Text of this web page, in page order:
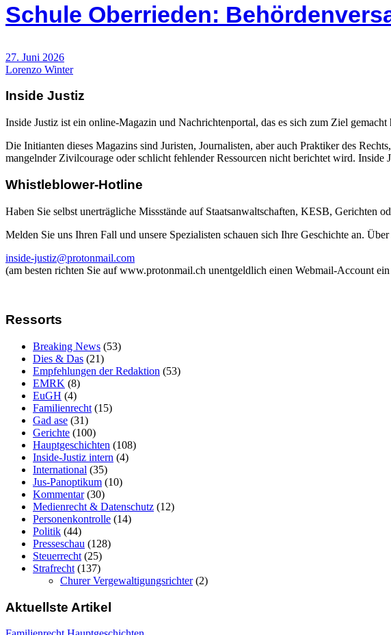
Schule Oberrieden:
27. Juni 2026
Lorenzo Winter
Inside Justiz
Inside Justiz ist ein online-Magazin und Nachrichtenportal, das es sich zum Ziel
Die Initianten dieses Magazins sind Juristen, Journalisten, aber auch Praktiker des
mangelnder Zivilcourage oder schlicht fehlender Ressourcen nicht berichtet wird. Inside
Whistleblower-Hotline
Haben Sie selbst unerträgliche Missstände auf Staatsanwaltschaften, KESB, Gerichten
Melden Sie uns Ihren Fall und unsere Spezialisten schauen sich Ihre Geschichte an.
inside-justiz@protonmail.com
(am besten richten Sie auf www.protonmail.ch unentgeldlich einen Webmail-Account
Ressorts
Breaking News (53)
Dies & Das (21)
Empfehlungen der Redaktion (53)
EMRK (8)
EuGH (4)
Familienrecht (15)
Gad ase (31)
Gerichte (100)
Hauptgeschichten (108)
Inside-Justiz intern (4)
International (35)
Jus-Panoptikum (10)
Kommentar(30)
Medienrecht & Datenschutz (12)
Personenkontrolle (14)
Politik (44)
Presseschau (128)
Steuerrecht (25)
Strafrecht (137)
Churer Vergewaltigungsrichter(2)
Aktuellste Artikel